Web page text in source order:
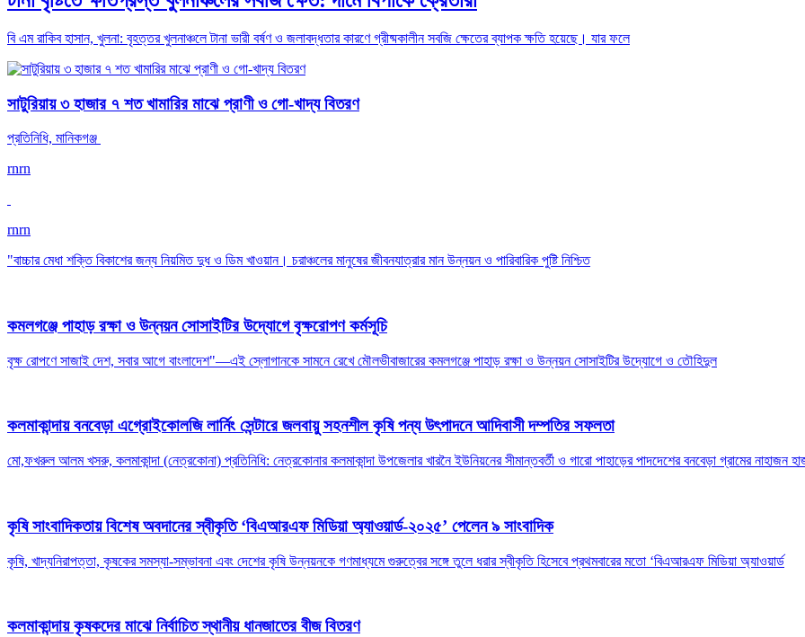
বি এম রাকিব হাসান, খুলনা: বৃহত্তর খুলনাঞ্চলে টানা ভারী বর্ষণ ও জলাবদ্ধতার কারণে গ্রীষ্মকালীন সবজি ক্ষেতের ব্যাপক ক্ষতি হয়েছে। যার ফলে
সাটুরিয়ায় ৩ হাজার ৭ শত খামারির মাঝে প্রাণী ও গো-খাদ্য বিতরণ
প্রতিনিধি, মানিকগঞ্জ
rnrn
rnrn
"বাচ্চার মেধা শক্তি বিকাশের জন্য নিয়মিত দুধ ও ডিম খাওয়ান। চরাঞ্চলের মানুষের জীবনযাত্রার মান উন্নয়ন ও পারিবারিক পুষ্টি নিশ্চিত
কমলগঞ্জে পাহাড় রক্ষা ও উন্নয়ন সোসাইটির উদ্যোগে বৃক্ষরোপণ কর্মসূচি
বৃক্ষ রোপণে সাজাই দেশ, সবার আগে বাংলাদেশ"—এই স্লোগানকে সামনে রেখে মৌলভীবাজারের কমলগঞ্জে পাহাড় রক্ষা ও উন্নয়ন সোসাইটির উদ্যোগে ও তৌহিদুল
কলমাকান্দায় বনবেড়া এগ্রোইকোলজি লার্নিং সেন্টারে জলবায়ু সহনশীল কৃষি পন্য উৎপাদনে আদিবাসী দম্পতির সফলতা
মো,ফখরুল আলম খসরু, কলমাকান্দা (নেত্রকোনা) প্রতিনিধি: নেত্রকোনার কলমাকান্দা উপজেলার খারনৈ ইউনিয়নের সীমান্তবর্তী ও গারো পাহাড়ের পাদদেশের বনবেড়া গ্রামের নাহাজন
কৃষি সাংবাদিকতায় বিশেষ অবদানের স্বীকৃতি ‘বিএআরএফ মিডিয়া অ্যাওয়ার্ড-২০২৫’ পেলেন ৯ সাংবাদিক
কৃষি, খাদ্যনিরাপত্তা, কৃষকের সমস্যা-সম্ভাবনা এবং দেশের কৃষি উন্নয়নকে গণমাধ্যমে গুরুত্বের সঙ্গে তুলে ধরার স্বীকৃতি হিসেবে প্রথমবারের মতো ‘বিএআরএফ মিডিয়া অ্যাওয়ার্ড
কলমাকান্দায় কৃষকদের মাঝে নির্বাচিত স্থানীয় ধানজাতের বীজ বিতরণ